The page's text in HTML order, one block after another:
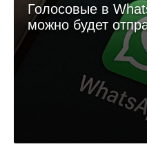
Голосовые в
можно будет